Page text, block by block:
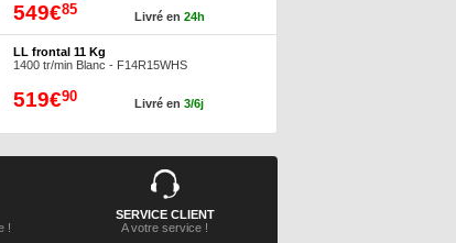
Livré en 24h
549€85
LL frontal 11 Kg
1400 tr/min Blanc - F14R15WHS
Livré en 3/6j
519€90
!
SERVICE CLIENT
A votre service !